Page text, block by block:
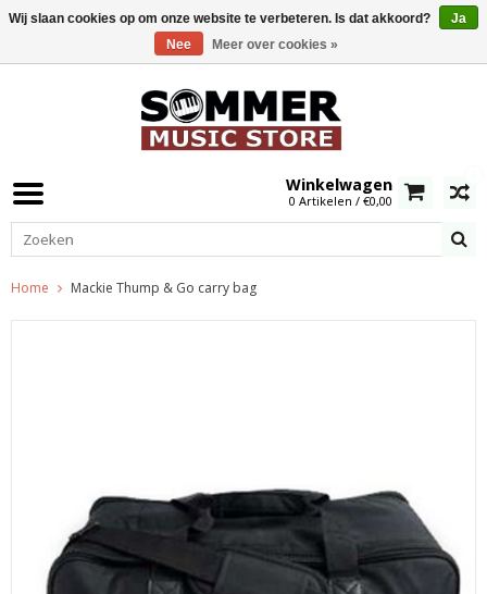
Winkelwagen
0 Artikelen / €0,00
Home Mackie Thump & Go carry bag
Wij slaan cookies op om onze website te verbeteren. Is dat akkoord?
Ja
Nee
Meer over cookies »